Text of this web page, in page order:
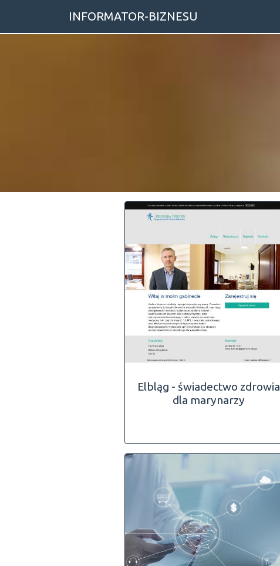
INFORMATOR-BIZNESU
Elbląg - świadectwo zdrowia
dla marynarzy